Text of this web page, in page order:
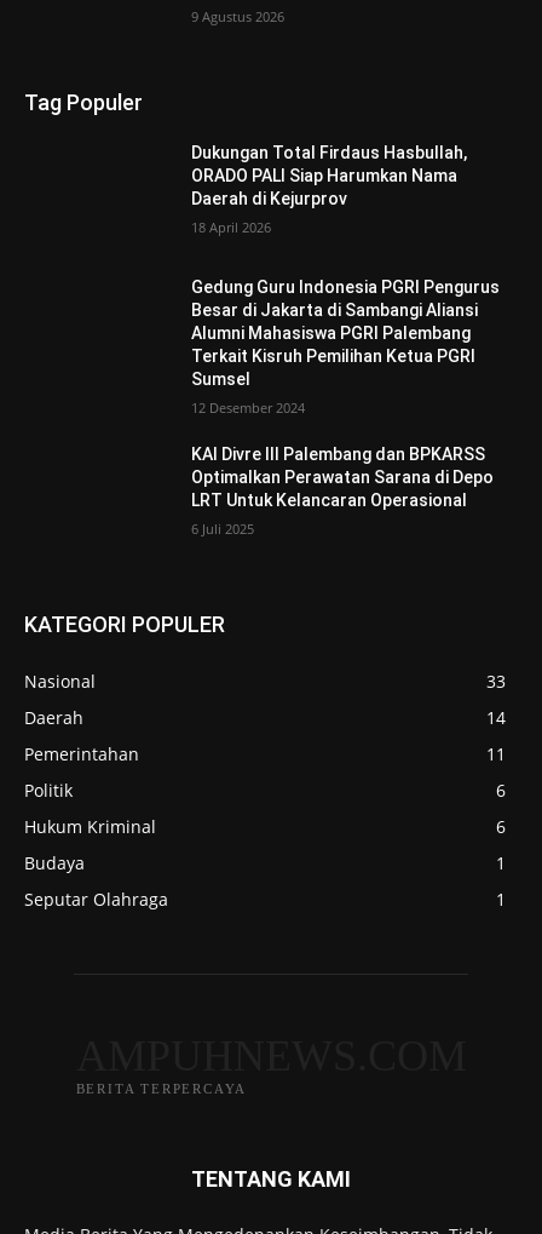
9 Agustus 2026
Tag Populer
Dukungan Total Firdaus Hasbullah,
ORADO PALI Siap Harumkan Nama
Daerah di Kejurprov
18 April 2026
Gedung Guru Indonesia PGRI Pengurus
Besar di Jakarta di Sambangi Aliansi
Alumni Mahasiswa PGRI Palembang
Terkait Kisruh Pemilihan Ketua PGRI
Sumsel
12 Desember 2024
KAI Divre III Palembang dan BPKARSS
Optimalkan Perawatan Sarana di Depo
LRT Untuk Kelancaran Operasional
6 Juli 2025
KATEGORI POPULER
Nasional
33
Daerah
14
Pemerintahan
11
Politik
6
Hukum Kriminal
6
Budaya
1
Seputar Olahraga
1
BERITA TERPERCAYA
TENTANG KAMI